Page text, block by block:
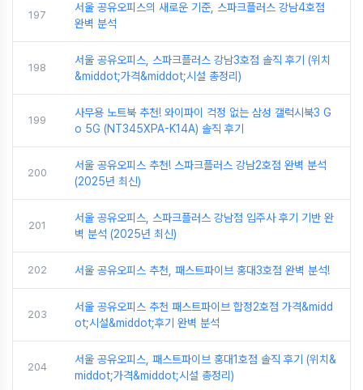
197
서울 공유오피스의 새로운 기준, 스파크플러스 강남4호점
완벽 분석
198
서울 공유오피스, 스파크플러스 강남3호점 솔직 후기 (위치
&middot;가격&middot;시설 총정리)
199
사무용 노트북 추천! 와이파이 걱정 없는 삼성 갤럭시북3 G
o 5G (NT345XPA-K14A) 솔직 후기
200
서울 공유오피스 추천! 스파크플러스 강남2호점 완벽 분석
(2025년 최신)
201
서울 공유오피스, 스파크플러스 강남점 입주사 후기 기반 완
벽 분석 (2025년 최신)
202 서울 공유오피스 추천, 패스트파이브 홍대3호점 완벽 분석!
203
서울 공유오피스 추천 패스트파이브 합정2호점 가격&midd
ot;시설&middot;후기 완벽 분석
204
서울 공유오피스, 패스트파이브 홍대1호점 솔직 후기 (위치&
middot;가격&middot;시설 총정리)